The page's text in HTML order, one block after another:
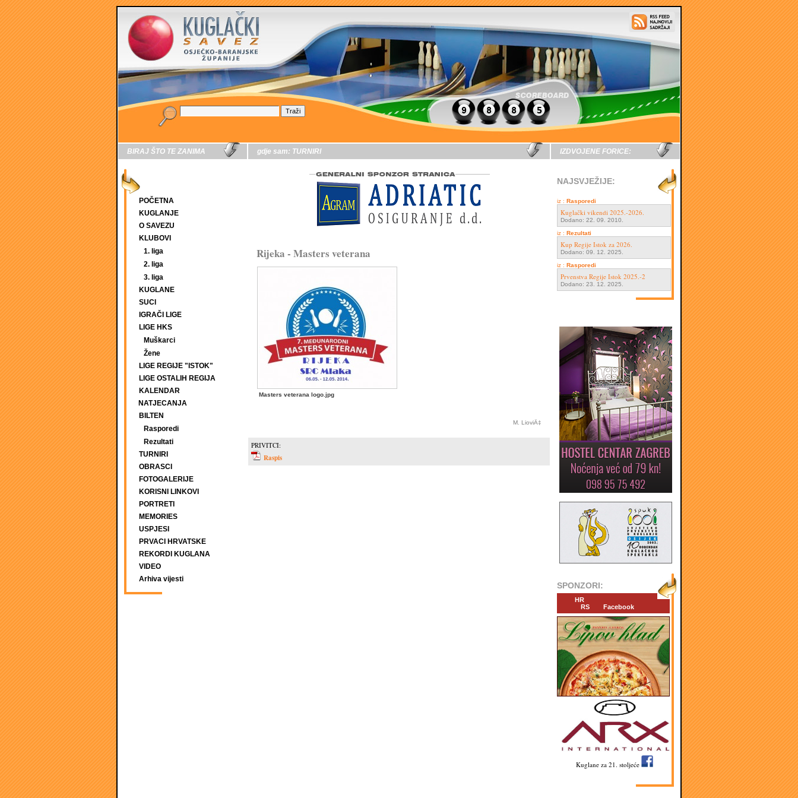
BIRAJ ŠTO TE ZANIMA
POČETNA
KUGLANJE
O SAVEZU
KLUBOVI
1. liga
2. liga
3. liga
KUGLANE
SUCI
IGRAČI LIGE
LIGE HKS
Muškarci
Žene
LIGE REGIJE "ISTOK"
LIGE OSTALIH REGIJA
KALENDAR
NATJECANJA
BILTEN
Rasporedi
Rezultati
TURNIRI
OBRASCI
FOTOGALERIJE
KORISNI LINKOVI
PORTRETI
MEMORIES
USPJESI
PRVACI HRVATSKE
REKORDI KUGLANA
VIDEO
Arhiva vijesti
gdje sam: TURNIRI
Rijeka - Masters veterana
Masters veterana logo.jpg
M. LioviÄ‡
PRIVITCI:
Raspis
IZDVOJENE FORICE:
NAJSVJEŽIJE:
iz : Rasporedi
Kuglački vikendi 2025.-2026.
Dodano: 22. 09. 2010.
iz : Rezultati
Kup Regije Istok za 2026.
Dodano: 09. 12. 2025.
iz : Rasporedi
Prvenstva Regije Istok 2025.-2
Dodano: 23. 12. 2025.
SPONZORI:
HR
RS
Facebook
Kuglane za 21. stoljeće